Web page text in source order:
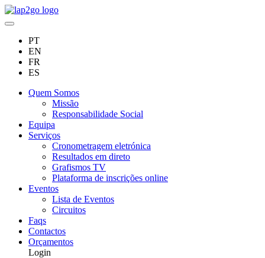
PT
EN
FR
ES
Quem Somos
Missão
Responsabilidade Social
Equipa
Serviços
Cronometragem eletrónica
Resultados em direto
Grafismos TV
Plataforma de inscrições online
Eventos
Lista de Eventos
Circuitos
Faqs
Contactos
Orçamentos
Login